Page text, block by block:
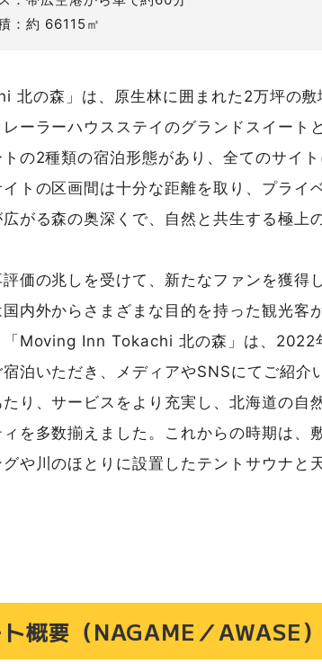
：約 66115㎡
北の森」は、原生林に囲まれた2万坪の
ーラーハウスステイのグランドスイート
の2種類の宿泊形態があり、全てのサイ
トの区画間は十分な距離を取り、プライ
がる森の奥深くで、自然と共生する極上
価の兆しを受けて、新たなファンを獲得
内外からさまざまな目的を持った観光客
「Moving Inn Tokachi 北の森」は、2022
泊いただき、メディアやSNSにてご紹介
り、サービスをより充実し、北海道の自
を多数揃えました。これからの時期は、
や川のほとりに設置したテントサウナと
概要（NAGAME／AWASE）